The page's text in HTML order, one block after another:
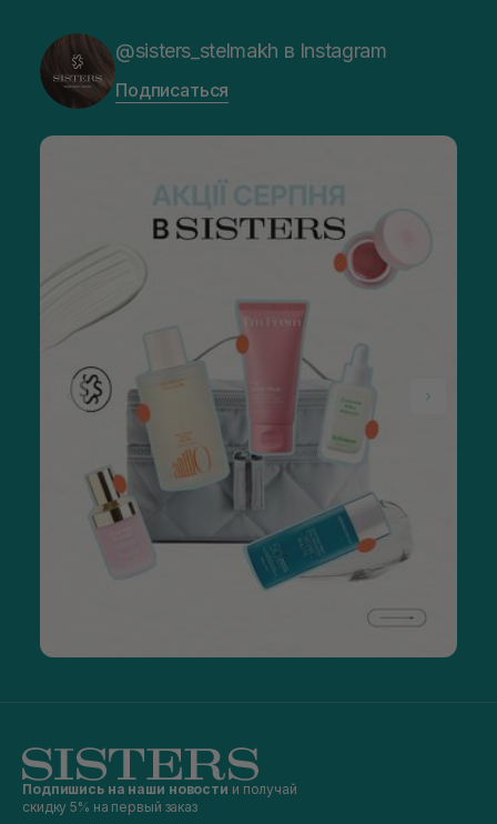
@sisters_stelmakh в Instagram
Подписаться
Подпишись на наши новости и получай
скидку 5% на первый заказ